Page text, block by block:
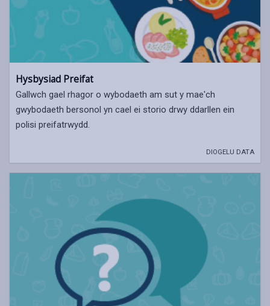
Hysbysiad Preifat
Gallwch gael rhagor o wybodaeth am sut y mae'ch
gwybodaeth bersonol yn cael ei storio drwy ddarllen ein
polisi preifatrwydd.
DIOGELU DATA